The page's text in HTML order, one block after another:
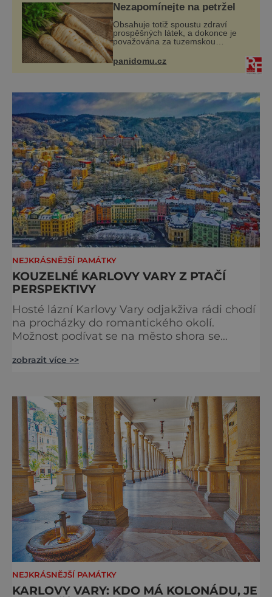
Nezapomínejte na petržel
Obsahuje totiž spoustu zdraví
prospěšných látek, a dokonce je
považována za tuzemskou
vitaminů V petrželi najdete vitaminy
B1, B2, B3, B6, provitamin A,
panidomu.cz
NEJKRÁSNĚJŠÍ PAMÁTKY
KOUZELNÉ KARLOVY VARY Z PTAČÍ
PERSPEKTIVY
Hosté lázní Karlovy Vary odjakživa rádi chodí
na procházky do romantického okolí.
Možnost podívat se na město shora se
s bohatou historií a cennou architekturou.
kroku narazíme na něco zajímavého. Je tu
celkem pět výstavných kolonád, řada
významných lázeňských budov, ale také
archi
zobrazit více >>
NEJKRÁSNĚJŠÍ PAMÁTKY
KARLOVY VARY: KDO MÁ KOLONÁDU, JE